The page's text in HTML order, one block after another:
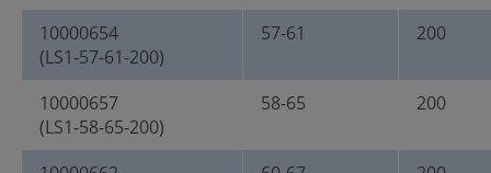
10000654
(LS1-57-61-200)
57-61 200
10000657
(LS1-58-65-200)
58-65 200